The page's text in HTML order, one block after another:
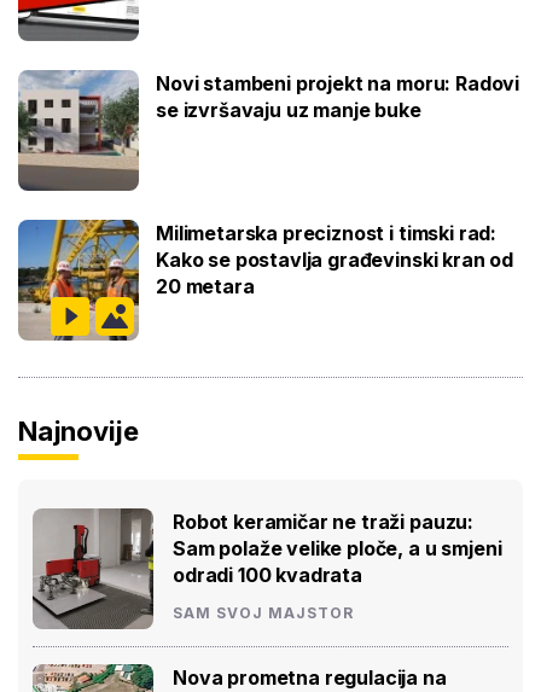
Novi stambeni projekt na moru: Radovi
se izvršavaju uz manje buke
Milimetarska preciznost i timski rad:
Kako se postavlja građevinski kran od
20 metara
Najnovije
Robot keramičar ne traži pauzu:
Sam polaže velike ploče, a u smjeni
odradi 100 kvadrata
SAM SVOJ MAJSTOR
Nova prometna regulacija na